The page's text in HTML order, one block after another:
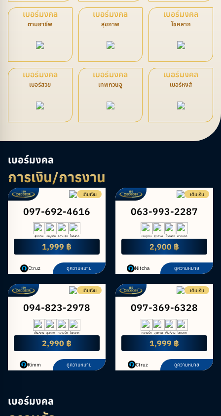
เบอร์มงคล
ตามอาชีพ
เบอร์มงคล
สุขภาพ
เบอร์มงคล
โชคลาภ
เบอร์มงคล
เบอร์สวย
เบอร์มงคล
เทพกวนอู
เบอร์มงคล
เบอร์หงส์
เบอร์มงคล
การเงิน/การงาน
เติมเงิน
097-692-4616
สุขภาพ เงิน/งาน ความรัก โชคลาภ
1,999 ฿
Ctruz ดูความหมาย
เติมเงิน
063-993-2287
เงิน/งาน สุขภาพ โชคลาภ ความรัก
2,900 ฿
Nitcha ดูความหมาย
เติมเงิน
094-823-2978
เงิน/งาน สุขภาพ ความรัก โชคลาภ
2,990 ฿
Kimm ดูความหมาย
เติมเงิน
097-369-6328
ความรัก สุขภาพ เงิน/งาน โชคลาภ
1,999 ฿
Ctruz ดูความหมาย
เบอร์มงคล